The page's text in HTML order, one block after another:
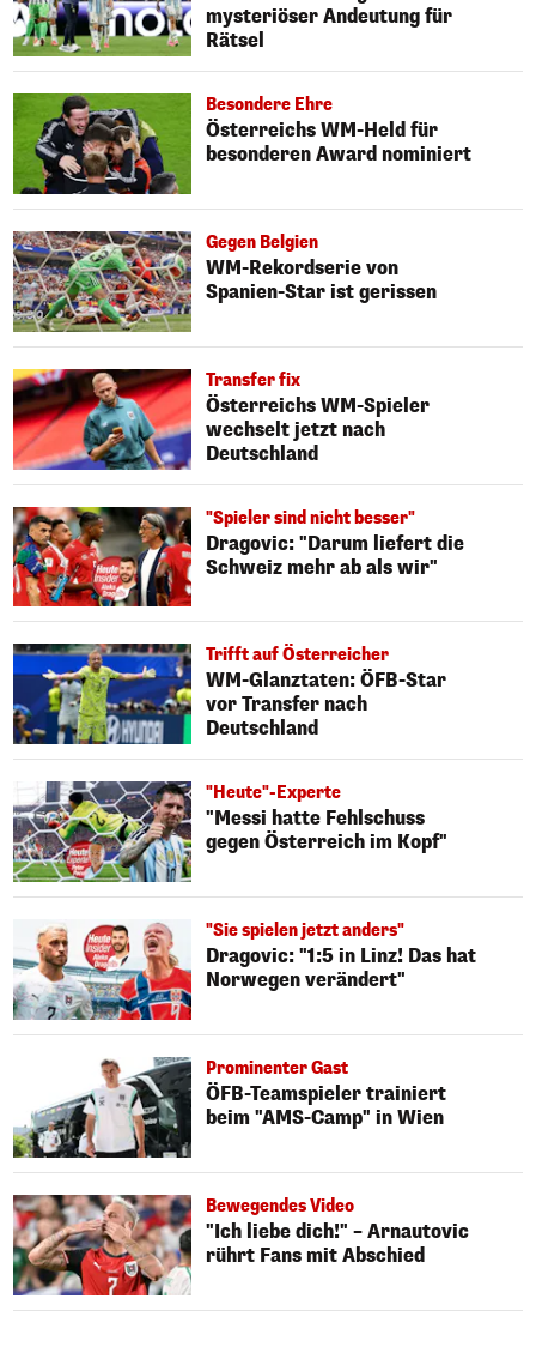
mysteriöser Andeutung für
Rätsel
Besondere Ehre
Österreichs WM-Held für
besonderen Award nominiert
Gegen Belgien
WM-Rekordserie von
Spanien-Star ist gerissen
Transfer fix
Österreichs WM-Spieler
wechselt jetzt nach
Deutschland
"Spieler sind nicht besser"
Dragovic: "Darum liefert die
Schweiz mehr ab als wir"
Trifft auf Österreicher
WM-Glanztaten: ÖFB-Star
vor Transfer nach
Deutschland
"Heute"-Experte
"Messi hatte Fehlschuss
gegen Österreich im Kopf"
"Sie spielen jetzt anders"
Dragovic: "1:5 in Linz! Das hat
Norwegen verändert"
Prominenter Gast
ÖFB-Teamspieler trainiert
beim "AMS-Camp" in Wien
Bewegendes Video
"Ich liebe dich!" – Arnautovic
rührt Fans mit Abschied